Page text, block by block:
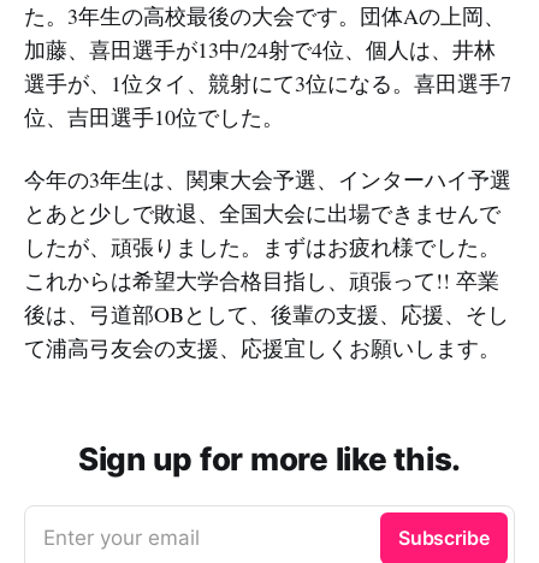
た。3年生の高校最後の大会です。団体Aの上岡、
加藤、喜田選手が13中/24射で4位、個人は、井林
選手が、1位タイ、競射にて3位になる。喜田選手7
位、吉田選手10位でした。
今年の3年生は、関東大会予選、インターハイ予選
とあと少しで敗退、全国大会に出場できませんで
したが、頑張りました。まずはお疲れ様でした。
これからは希望大学合格目指し、頑張って!! 卒業
後は、弓道部OBとして、後輩の支援、応援、そし
て浦高弓友会の支援、応援宜しくお願いします。
Sign up for more like this.
Enter your email Subscribe